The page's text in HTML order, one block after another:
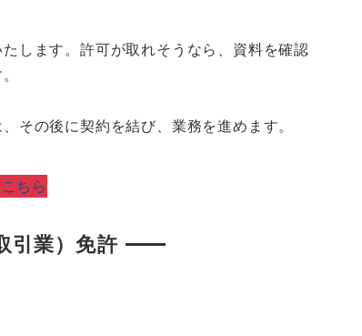
します。許可が取れそうなら、資料を確認
その後に契約を結び、業務を進めます。
ちら
引業）免許